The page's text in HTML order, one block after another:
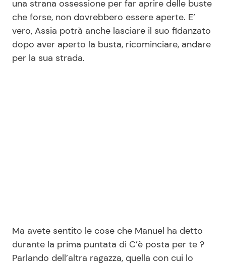
Viaggi e Turismo
Festività
Ricette Feste
Ricette per Bambini
Pubblicità
Privacy Policy
una strana ossessione per far aprire delle buste
che forse, non dovrebbero essere aperte. E’
vero, Assia potrà anche lasciare il suo fidanzato
dopo aver aperto la busta, ricominciare, andare
per la sua strada.
Ma avete sentito le cose che Manuel ha detto
durante la prima puntata di C’è posta per te ?
Parlando dell’altra ragazza, quella con cui lo